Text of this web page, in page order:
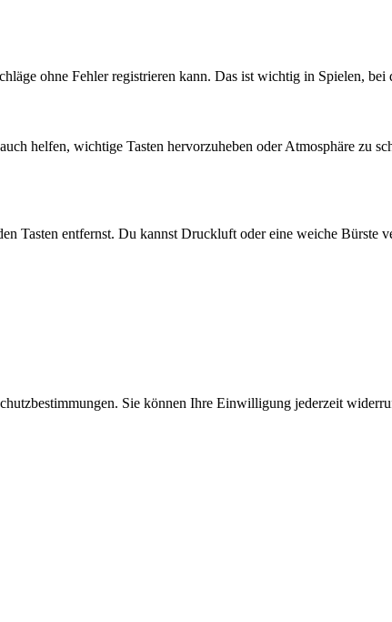
ohne Fehler registrieren kann. Das ist wichtig in Spielen,
helfen, wichtige Tasten hervorzuheben oder Atmosphäre zu
Tasten entfernst. Du kannst Druckluft oder eine weiche Bürste
Sie können Ihre Einwilligung jederzeit